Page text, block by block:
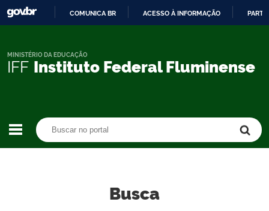
CONTEÚDO
COMUNICA BR ACESSO À INFORMAÇÃO
IFF Instituto Federal Fluminense
MINISTÉRIO DA EDUCAÇÃO
Busca